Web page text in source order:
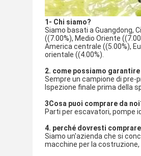
1- Chi siamo?
Siamo basati a Guangdong,
((7.00%), Medio Oriente
America centrale ((5.00%),
orientale ((4.00%).
2. come possiamo
Sempre un campione di pre-
Ispezione finale prima della
3Cosa puoi comprare da
Parti per escavatori, pompe
4. perché dovresti
Siamo un'azienda che si
macchine per la